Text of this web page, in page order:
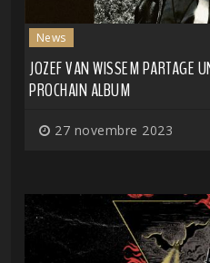
News
JOZEF VAN WISSEM PARTAGE
PROCHAIN ALBUM
27 novembre 2023